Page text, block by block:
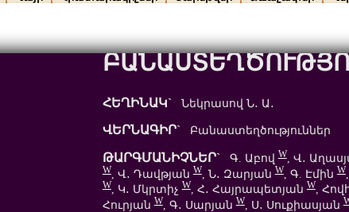
ՀԵՂԻՆԱԿ` Նեկրասով Ն․ Ա․
ՎԵՐՆԱԳԻՐ` Բանաստեղծություններ
ԹԱՐԳՄԱՆԻՉՆԵՐ` Գ. ԱբովW, Վ․
W, Վ․ ԴավթյանW, Ն․ ԶարյանW, Գ. ԷմինW
W, Կ․ ՄկրտիչW, Հ․ ՀայրապետյանW,
ՀուրյանW, Գ․ ՍարյանW, Ս․ Սուքիասյան